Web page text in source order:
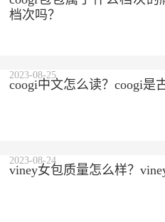
档次吗？
coogi中文怎么读？coogi是
2023-08-25
viney女包质量怎么样？
2023-08-24